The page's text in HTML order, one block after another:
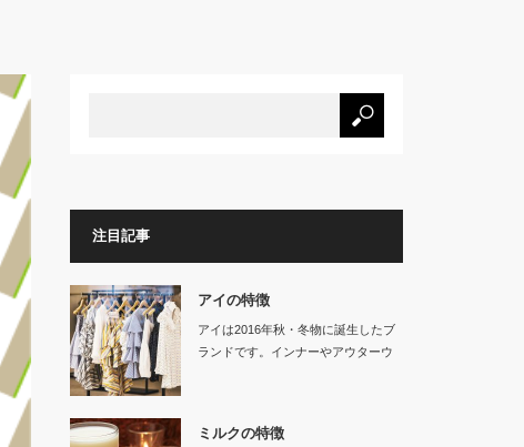
注目記事
アイの特徴
アイは2016年秋・冬物に誕生したブ
ランドです。インナーやアウターウ
ミルクの特徴